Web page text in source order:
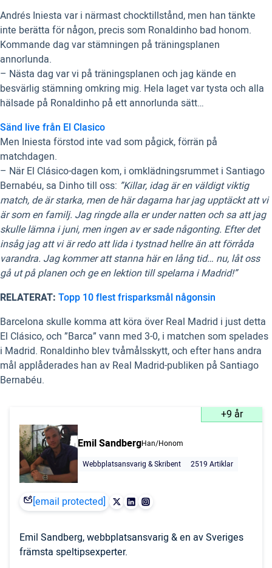
Andrés Iniesta var i närmast chocktillstånd, men han tänkte
inte berätta för någon, precis som Ronaldinho bad honom.
Kommande dag var stämningen på träningsplanen
annorlunda.
– Nästa dag var vi på träningsplanen och jag kände en
besvärlig stämning omkring mig. Hela laget var tysta och alla
hälsade på Ronaldinho på ett annorlunda sätt…
Sänd live från El Clasico
Men Iniesta förstod inte vad som pågick, förrän på
matchdagen.
– När El Clásico-dagen kom, i omklädningsrummet i Santiago
Bernabéu, sa Dinho till oss: ”Killar, idag är en väldigt viktig
match, de är starka, men de här dagarna har jag upptäckt att vi
är som en familj. Jag ringde alla er under natten och sa att jag
skulle lämna i juni, men ingen av er sade någonting. Efter det
insåg jag att vi är redo att lida i tystnad hellre än att förråda
varandra. Jag kommer att stanna här en lång tid… nu, låt oss
gå ut på planen och ge en lektion till spelarna i Madrid!”
RELATERAT: Topp 10 flest frisparksmål någonsin
Barcelona skulle komma att köra över Real Madrid i just detta
El Clásico, och ”Barca” vann med 3-0, i matchen som spelades
i Madrid. Ronaldinho blev tvåmålsskytt, och efter hans andra
mål applåderades han av Real Madrid-publiken på Santiago
Bernabéu.
+9 år
Emil SandbergHan/Honom
Webbplatsansvarig & Skribent
2519 Artiklar
[email protected]
Emil Sandberg, webbplatsansvarig & en av Sveriges
främsta speltipsexperter.